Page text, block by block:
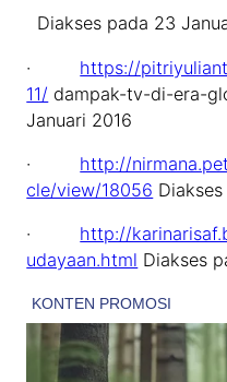
Diakses pada 23
· https://
11/ dampak-tv-di-era-
Januari 2016
· http://
cle/view/18056
· http://
udayaan.html Diakses